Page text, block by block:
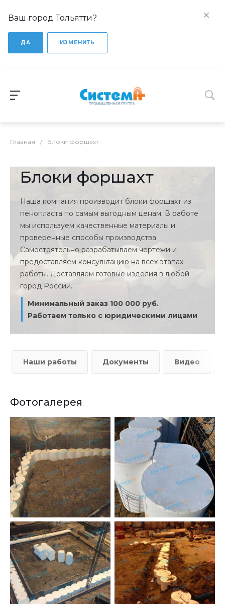
Ваш город Тольятти?
ДА ИЗМЕНИТЬ
Главная / Блоки форшахт
Блоки форшахт
Наша компания производит блоки форшахт из
пенопласта по самым выгодным ценам. В работе
мы используем качественные материалы и
проверенные способы производства.
Самостоятельно разрабатываем чертежи и
предоставляем консультацию на всех этапах
работы. Доставляем готовые изделия в любой
город России.
Минимальный заказ 100 000 руб.
Работаем только с юридическими лицами
Наши работы Документы Видео
Фотогалерея